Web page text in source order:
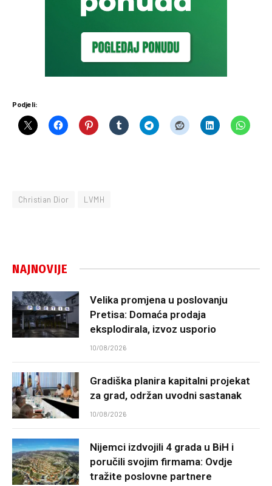
Podjeli:
Christian Dior LVMH
NAJNOVIJE
Velika promjena u poslovanju
Pretisa: Domaća prodaja
eksplodirala, izvoz usporio
10/08/2026
Gradiška planira kapitalni projekat
za grad, održan uvodni sastanak
10/08/2026
Nijemci izdvojili 4 grada u BiH i
poručili svojim firmama: Ovdje
tražite poslovne partnere